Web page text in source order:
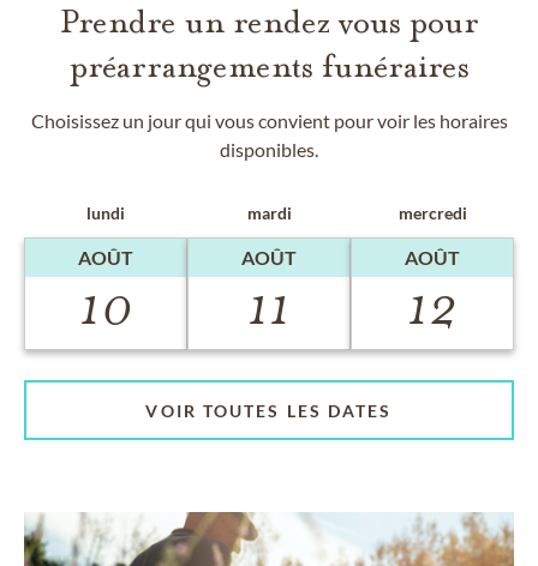
Prendre un rendez vous pour
préarrangements funéraires
Choisissez un jour qui vous convient pour voir les horaires
disponibles.
lundi
AOÛT
10
mardi
AOÛT
11
mercredi
AOÛT
12
VOIR TOUTES LES DATES